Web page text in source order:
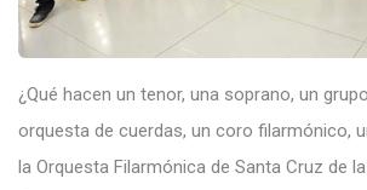
¿Qué hacen un tenor, una soprano, un
orquesta de cuerdas, un coro filarmónico,
la Orquesta Filarmónica de Santa Cruz de